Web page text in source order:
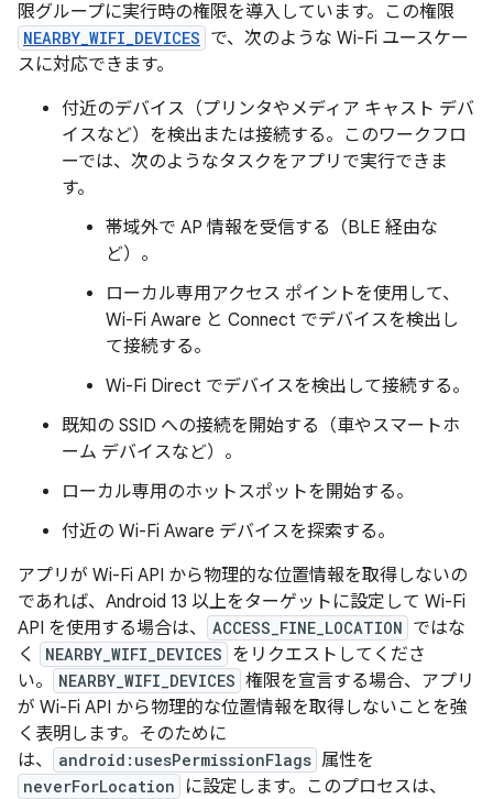
限グループに実行時の権限を導入しています。この権限
NEARBY_WIFI_DEVICES で、次のような Wi-Fi ユースケー
スに対応できます。
付近のデバイス（プリンタやメディア キャスト デバ
イスなど）を検出または接続する。このワークフロ
ーでは、次のようなタスクをアプリで実行できま
す。
帯域外で AP 情報を受信する（BLE 経由な
ど）。
ローカル専用アクセス ポイントを使用して、
Wi-Fi Aware と Connect でデバイスを検出し
て接続する。
Wi-Fi Direct でデバイスを検出して接続する。
既知の SSID への接続を開始する（車やスマートホ
ーム デバイスなど）。
ローカル専用のホットスポットを開始する。
付近の Wi-Fi Aware デバイスを探索する。
アプリが Wi-Fi API から物理的な位置情報を取得しないの
であれば、Android 13 以上をターゲットに設定して Wi-Fi
API を使用する場合は、
ACCESS_FINE_LOCATION ではな
く
NEARBY_WIFI_DEVICES をリクエストしてくださ
い。
NEARBY_WIFI_DEVICES 権限を宣言する場合、アプリ
が Wi-Fi API から物理的な位置情報を取得しないことを強
く表明します。そのために
は、
android:usesPermissionFlags 属性を
neverForLocation
に設定します。このプロセスは、